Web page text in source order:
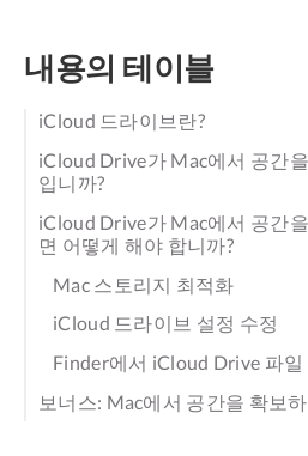
내용의 테이블
iCloud 드라이브란?
iCloud Drive가 Mac에서 공간
입니까?
iCloud Drive가 Mac에서 공간
면 어떻게 해야 합니까?
Mac 스토리지 최적화
iCloud 드라이브 설정 수정
Finder에서 iCloud Drive 파일
보너스: Mac에서 공간을 확보